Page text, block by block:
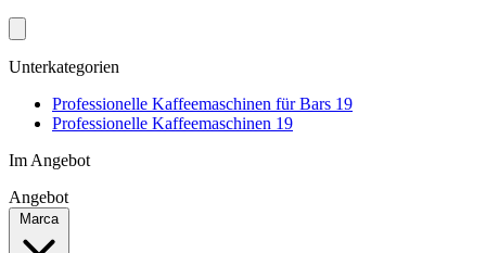
Unterkategorien
Professionelle Kaffeemaschinen für Bars 19
Professionelle Kaffeemaschinen 19
Im Angebot
Angebot
Marca